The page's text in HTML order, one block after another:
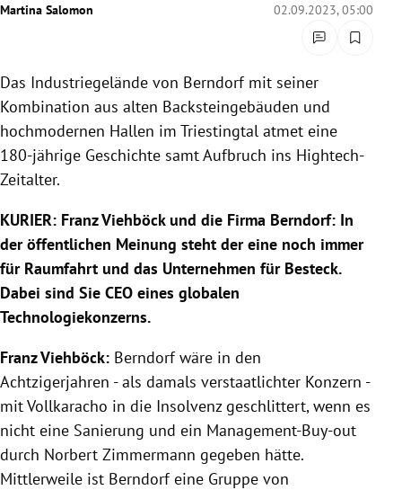
Untermenü
Untermenü
Martina Salomon 02.09.2023, 05:00
Das Industriegelände von Berndorf mit seiner
Kombination aus alten Backsteingebäuden und
hochmodernen Hallen im Triestingtal atmet eine
180-jährige Geschichte samt Aufbruch ins Hightech-
Zeitalter.
KURIER: Franz Viehböck und die Firma Berndorf: In
der öffentlichen Meinung steht der eine noch immer
für Raumfahrt und das Unternehmen für Besteck.
Dabei sind Sie CEO eines globalen
Technologiekonzerns.
Franz Viehböck: Berndorf wäre in den
Achtzigerjahren - als damals verstaatlichter Konzern -
mit Vollkaracho in die Insolvenz geschlittert, wenn es
nicht eine Sanierung und ein Management-Buy-out
durch Norbert Zimmermann gegeben hätte.
Mittlerweile ist Berndorf eine Gruppe von